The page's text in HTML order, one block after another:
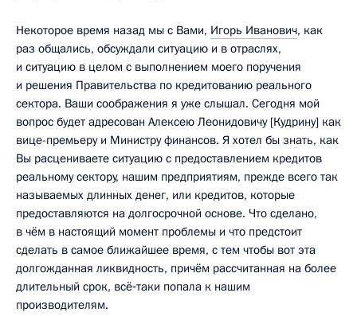
Некоторое время назад мы с Вами, Игорь Иванович, как
раз общались, обсуждали ситуацию и в отраслях,
и ситуацию в целом с выполнением моего поручения
и решения Правительства по кредитованию реального
сектора. Ваши соображения я уже слышал. Сегодня мой
вопрос будет адресован Алексею Леонидовичу [Кудрину] как
вице-премьеру и Министру финансов. Я хотел бы знать, как
Вы расцениваете ситуацию с предоставлением кредитов
реальному сектору, нашим предприятиям, прежде всего так
называемых длинных денег, или кредитов, которые
предоставляются на долгосрочной основе. Что сделано,
в чём в настоящий момент проблемы и что предстоит
сделать в самое ближайшее время, с тем чтобы вот эта
долгожданная ликвидность, причём рассчитанная на более
длительный срок, всё‑таки попала к нашим
производителям.